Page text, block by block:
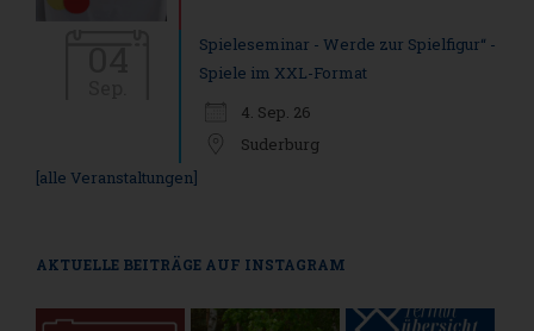
Spieleseminar - Werde zur Spielfigur“ -
Spiele im XXL-Format
4. Sep. 26
Suderburg
[alle Veranstaltungen]
AKTUELLE BEITRÄGE AUF INSTAGRAM